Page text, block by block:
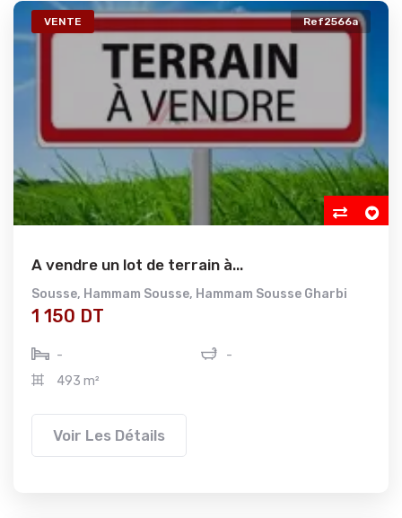
VENTE Ref2566a
A vendre un lot de terrain à...
Sousse, Hammam Sousse, Hammam Sousse Gharbi
1 150 DT
-
-
493 m²
Voir Les Détails